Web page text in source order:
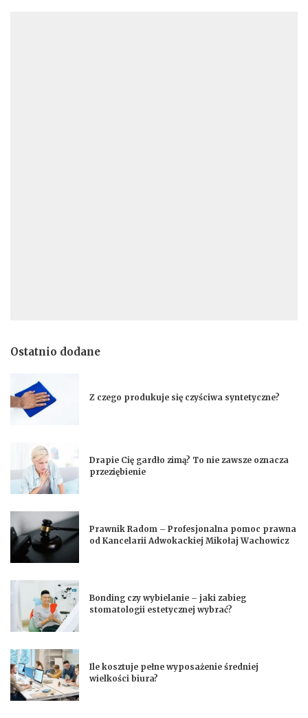
Ostatnio dodane
Z czego produkuje się czyściwa syntetyczne?
Drapie Cię gardło zimą? To nie zawsze oznacza
przeziębienie
Prawnik Radom – Profesjonalna pomoc prawna
od Kancelarii Adwokackiej Mikołaj Wachowicz
Bonding czy wybielanie – jaki zabieg
stomatologii estetycznej wybrać?
Ile kosztuje pełne wyposażenie średniej
wielkości biura?